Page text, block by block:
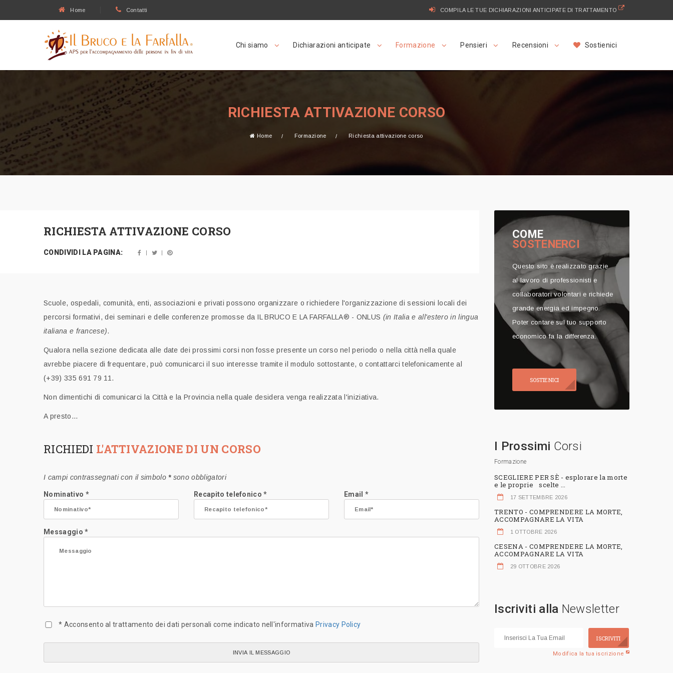
Home Contatti COMPILA LE TUE DICHIARAZIONI ANTICIPATE DI TRATTAMENTO
Chi siamo Dichiarazioni anticipate Formazione Pensieri Recensioni Sostienici
RICHIESTA ATTIVAZIONE CORSO
Home Formazione Richiesta attivazione corso
RICHIESTA ATTIVAZIONE CORSO
CONDIVIDI LA PAGINA:
Scuole, ospedali, comunità, enti, associazioni e privati possono organizzare o richiedere l'organizzazione di sessioni locali dei
percorsi formativi, dei seminari e delle conferenze promosse da IL BRUCO E LA FARFALLA® - ONLUS (in Italia e all'estero in lingua
italiana e francese).
Qualora nella sezione dedicata alle date dei prossimi corsi non fosse presente un corso nel periodo o nella città nella quale
avrebbe piacere di frequentare, può comunicarci il suo interesse tramite il modulo sottostante, o contattarci telefonicamente al
(+39) 335 691 79 11.
Non dimentichi di comunicarci la Città e la Provincia nella quale desidera venga realizzata l'iniziativa.
A presto...
RICHIEDI L'ATTIVAZIONE DI UN CORSO
I campi contrassegnati con il simbolo*sono obbligatori
Nominativo * Recapito telefonico * Email *
Messaggio *
* Acconsento al trattamento dei dati personali come indicato nell'informativa Privacy Policy
INVIA IL MESSAGGIO
COME
SOSTENERCI
Questo sito è realizzato grazie
al lavoro di professionisti e
collaboratori volontari e richiede
grande energia ed impegno.
Poter contare sul tuo supporto
economico fa la differenza.
SOSTIENICI
I Prossimi Corsi
Formazione
SCEGLIERE PER SÈ - esplorare la morte
e le proprie scelte ...
17 SETTEMBRE 2026
TRENTO - COMPRENDERE LA MORTE,
ACCOMPAGNARE LA VITA
1 OTTOBRE 2026
CESENA - COMPRENDERE LA MORTE,
ACCOMPAGNARE LA VITA
29 OTTOBRE 2026
Iscriviti alla Newsletter
ISCRIVITI
Modifica la tua iscrizione